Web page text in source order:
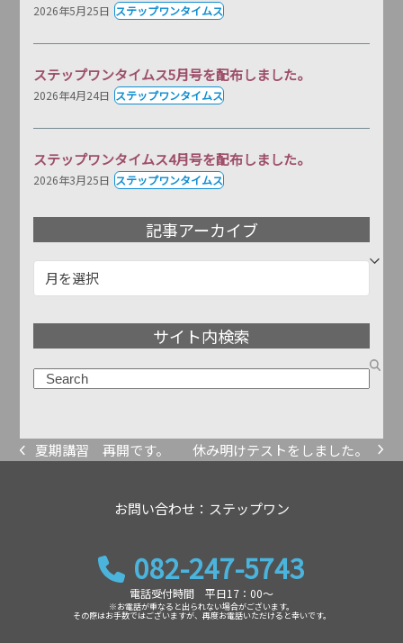
2026年5月25日 ステップワンタイムス
ステップワンタイムス5月号を配布しました。
2026年4月24日 ステップワンタイムス
ステップワンタイムス4月号を配布しました。
2026年3月25日 ステップワンタイムス
記事アーカイブ
事
サイト内検索
previous
夏期講習 再開です。
next
休み明けテストをしました。
お問い合わせ：ステップワン
082-247-5743
電話受付時間 平日17：00～
※お電話が重なると出られない場合がございます。
その際はお手数ではございますが、再度お電話いただけると幸いです。